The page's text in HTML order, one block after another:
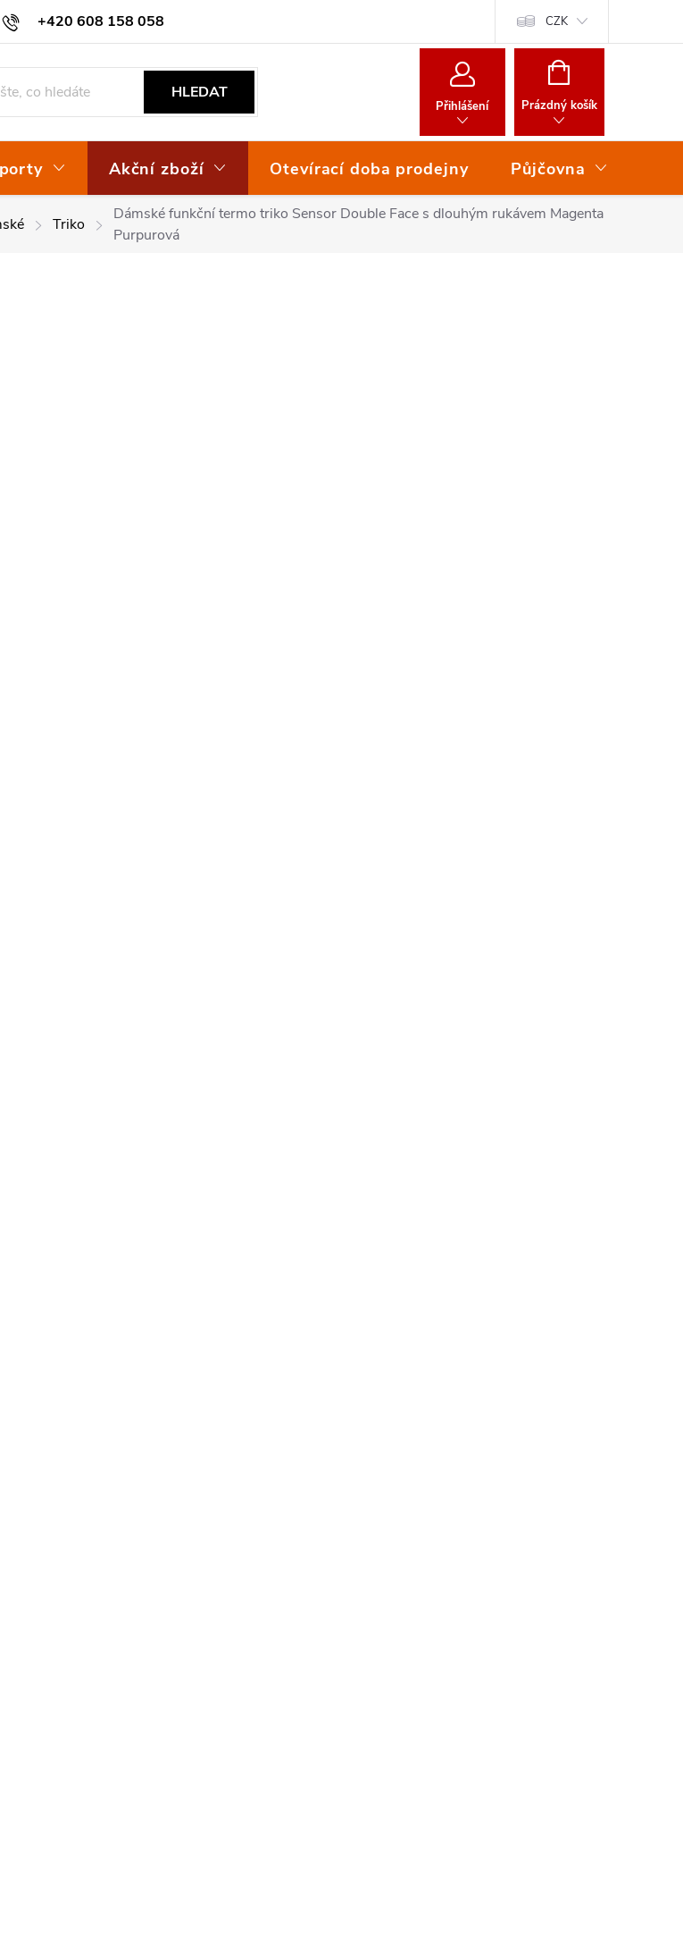
+420 608 158 058
EKO-KOM CZK
HLEDAT
Přihlášení
NÁKUPNÍ
Prázdný košík
Akční zboží Otevírací doba prodejny Půjčovna
Triko
Dámské funkční termo triko Sensor Double Face s dlouhým rukávem Magenta
Purpurová